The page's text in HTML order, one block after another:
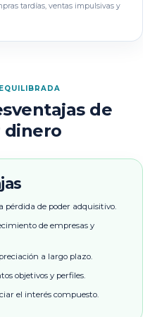
tardías, ventas impulsivas y
de
de poder adquisitivo.
de empresas y
a largo plazo.
objetivos y perfiles.
el interés compuesto.